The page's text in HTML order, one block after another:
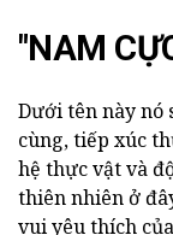
"NAM
Dưới tên này nó
cùng, tiếp xúc
hệ thực vật và
thiên nhiên ở
vui yêu thích